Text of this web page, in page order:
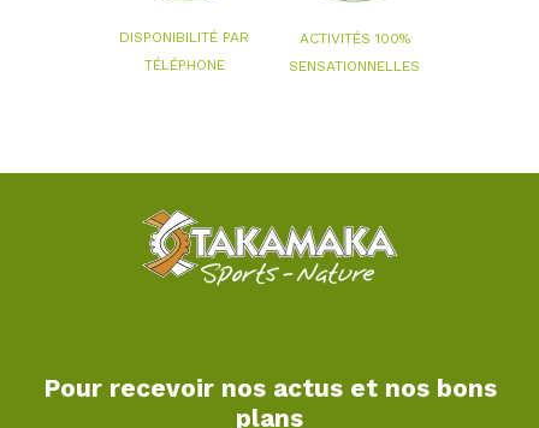
DISPONIBILITÉ PAR
TÉLÉPHONE
ACTIVITÉS 100%
SENSATIONNELLES
Pour recevoir nos actus et nos bons
plans